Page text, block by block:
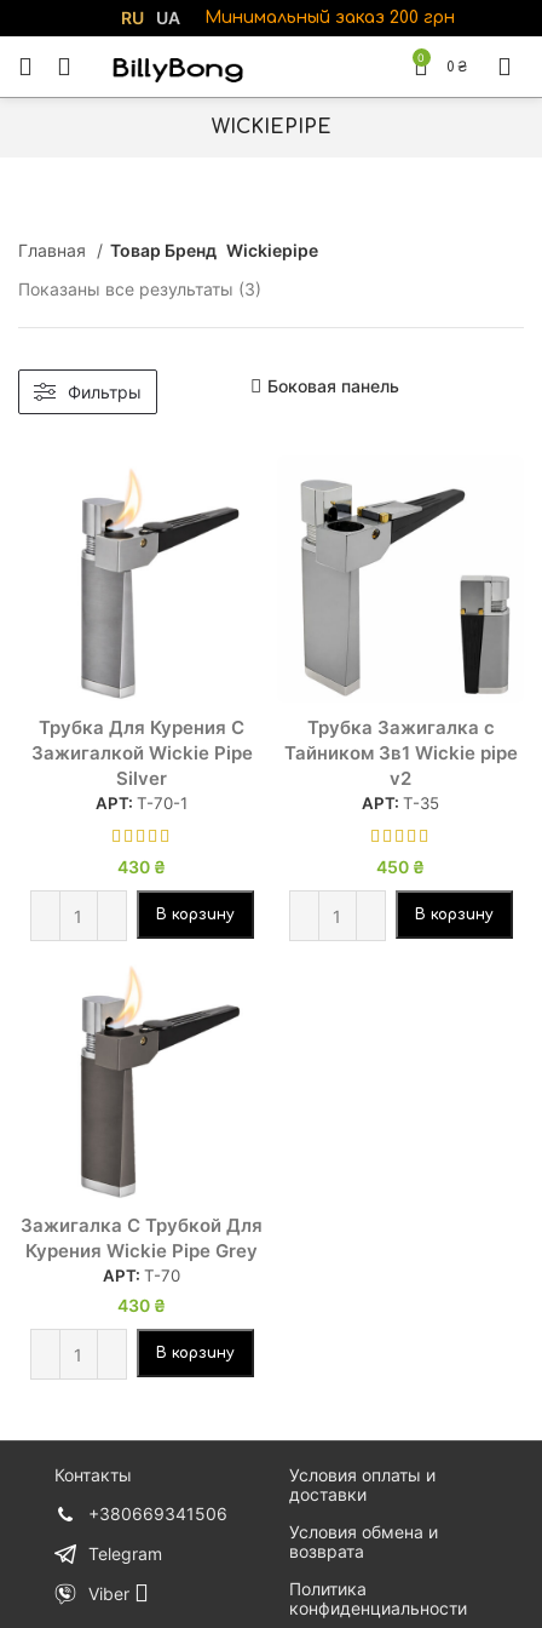
RU UA Минимальный заказ 200 грн
0
0 ₴
WICKIEPIPE
Главная Товар Бренд Wickiepipe
Показаны все результаты (3)
Фильтры Боковая панель
Трубка Для Курения С
Зажигалкой Wickie Pipe
Silver
АРТ: Т-70-1
430 ₴
В корзину
Трубка Зажигалка с
Тайником 3в1 Wickie pipe
v2
АРТ: Т-35
450 ₴
В корзину
Зажигалка С Трубкой Для
Курения Wickie Pipe Grey
АРТ: Т-70
430 ₴
В корзину
Контакты
+380669341506
Telegram
Viber
Условия оплаты и
доставки
Условия обмена и
возврата
Политика
конфиденциальности